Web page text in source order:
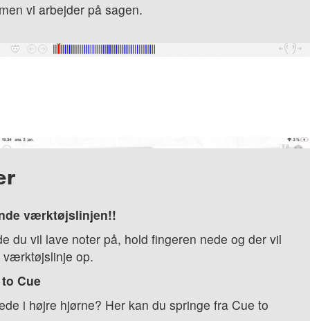
vi arbejder på sagen.
værktøjslinjen!!
du vil lave noter på, hold fingeren nede og der vil
værktøjslinje op.
Cue
i højre hjørne? Her kan du springe fra Cue to